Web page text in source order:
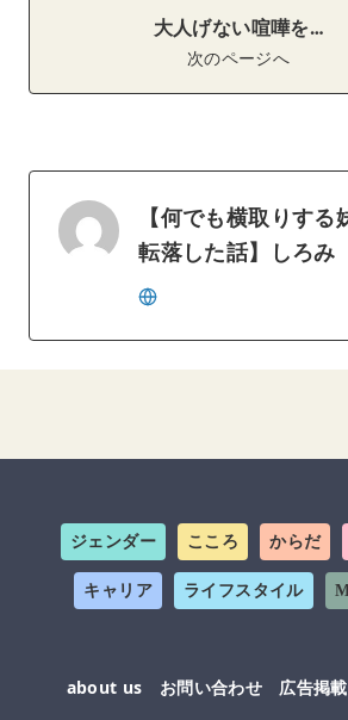
大人げない喧嘩を…
次のページへ
【何でも横取りす
転落した話】しろみ
ジェンダー こころ からだ
キャリア ライフスタイル
about us お問い合わせ 広告掲